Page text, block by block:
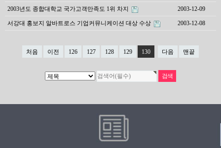
2003년도 종합대학교 국가고객만족도 1위 차지 2003-12-09
서강대 홍보지 알바트로스 기업커뮤니케이션 대상 수상 2003-12-08
처음 이전 126 127 128 129 130 다음 맨끝